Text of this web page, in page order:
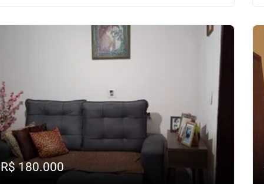
R$ 180.000